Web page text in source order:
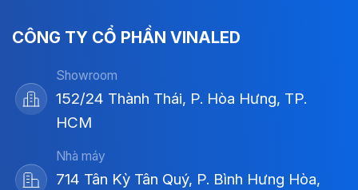
CÔNG TY CỔ PHẦN VINALED
Showroom
152/24 Thành Thái, P. Hòa Hưng, TP.
HCM
Nhà máy
714 Tân Kỳ Tân Quý, P. Bình Hưng Hòa,